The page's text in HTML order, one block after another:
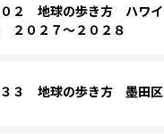
２ 地球の歩き方 ハワイ
２０２７～２０２８
３３ 地球の歩き方 墨田区